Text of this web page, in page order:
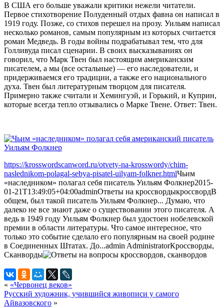
В США его больше уважали критики нежели читатели.
Первое стихотворение Полуденный отдых фавна он написал в
1919 году. Позже, со стихов перешел на прозу. Уильям написал
несколько романов, самым популярным из которых считается
роман Медведь. В годы войны подрабатывал тем, что для
Голливуда писал сценарии. В своих высказываниях он
говорил, что Марк Твен был настоящим американским
писателем, а мы (все остальные) — его наследователи, и
придерживаемся его традиции, а также его национального
духа. Твен был литературным творцом для писателя.
Примерно также считали и Хемингуэй, и Горький, и Куприн,
которые всегда тепло отзывались о Марке Твене. Ответ: Твен.
https://krosswordscanword.ru/otvety-na-krosswordy/chim-
naslednikom-polagal-sebya-pisatel-uilyam-folkner.htmlЧьим
«наследником» полагал себя писатель Уильям Фолкнер2015-
01-21T13:49:05+04:00adminОтветы на кроссвордыкроссвордВ
общем, был такой писатель Уильям Фолкнер... Думаю, что
далеко не все знают даже о существовании этого писателя. А
ведь в 1949 году Уильям Фолкнер был удостоен нобелевской
премии в области литературы. Что самое интересное, что
только это событие сделало его популярным на своей родине
в Соединенных Штатах. До...admin AdministratorКроссворды,
Сканворды
« «Червонец веков»
Русский художник, учившийся живописи у самого
Айвазовского »